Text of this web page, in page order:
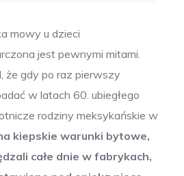
mowy u dzieci
jest pewnymi mitami.
że gdy po raz pierwszy
w latach 60. ubiegłego
rodziny meksykańskie w
kiepskie warunki bytowe,
całe dnie w fabrykach,